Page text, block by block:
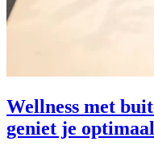
Wellness met
geniet je